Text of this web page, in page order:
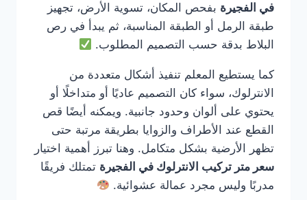
في الفجيرة بفحص المكان، تسوية الأرض، تجهيز
طبقة الرمل أو الطبقة المناسبة، ثم يبدأ في رص
البلاط بدقة حسب التصميم المطلوب.
كما يستطيع المعلم تنفيذ أشكال متعددة من
الانترلوك، سواء كان التصميم عاديًا أو متداخلًا أو
يحتوي على ألوان وحدود جانبية. ويمكنه أيضًا قص
القطع عند الأطراف والزوايا بطريقة مرتبة حتى
تظهر الأرضية بشكل متكامل. وهنا تبرز أهمية اختيار
سعر متر تركيب الانترلوك في الفجيرة تمتلك فريقًا
مدربًا وليس مجرد عمالة عشوائية.